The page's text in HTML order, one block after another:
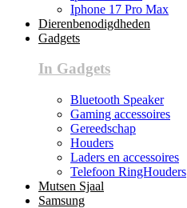
Iphone 17 Pro Max
Dierenbenodigdheden
Gadgets
In Gadgets
Bluetooth Speaker
Gaming accessoires
Gereedschap
Houders
Laders en accessoires
Telefoon RingHouders
Mutsen Sjaal
Samsung